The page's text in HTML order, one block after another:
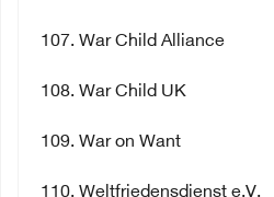
107. War Child Alliance
108. War Child UK
109. War on Want
110. Weltfriedensdienst e.V.